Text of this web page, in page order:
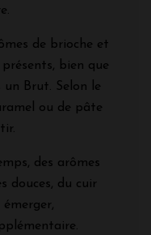
de brioche et
bien que
Brut. Selon le
ou de pâte
des arômes
douces, du cuir